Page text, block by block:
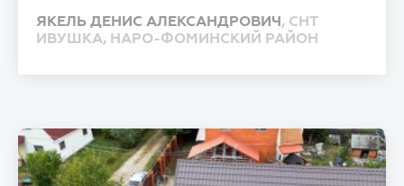
ЯКЕЛЬ ДЕНИС АЛЕКСАНДРОВИЧ, СНТ
ИВУШКА, НАРО-ФОМИНСКИЙ РАЙОН